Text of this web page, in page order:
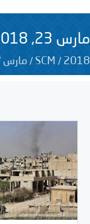
مارس 23, 2018
SCM / 2018
/ مارس